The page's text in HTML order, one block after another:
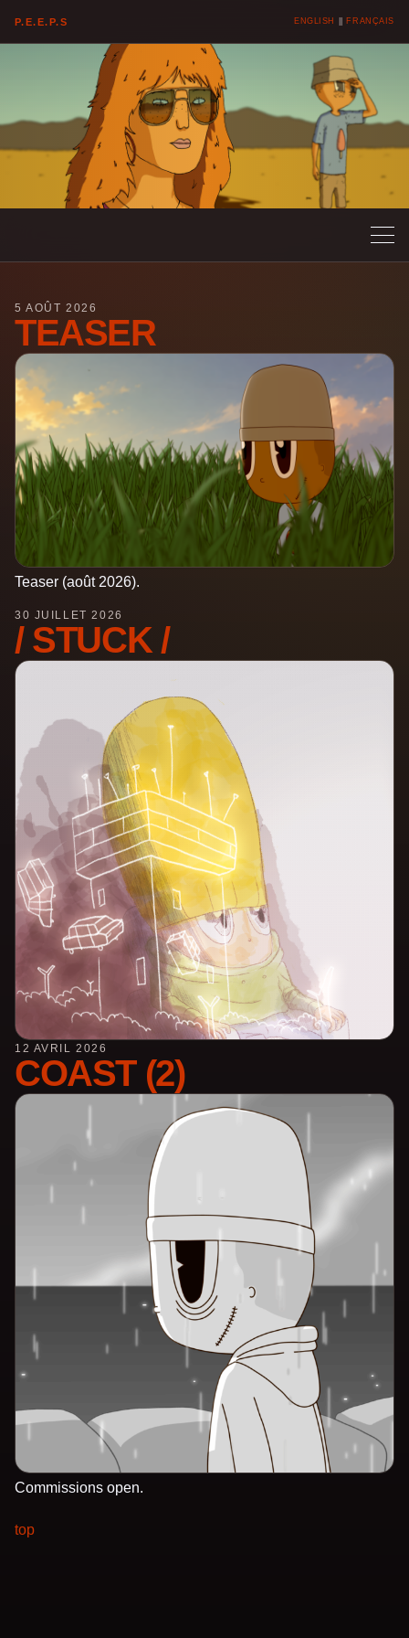
P.E.E.P.S ENGLISH FRANÇAIS
5 AOÛT 2026
TEASER
Teaser (août 2026).
30 JUILLET 2026
/ STUCK /
12 AVRIL 2026
COAST (2)
Commissions open.
top